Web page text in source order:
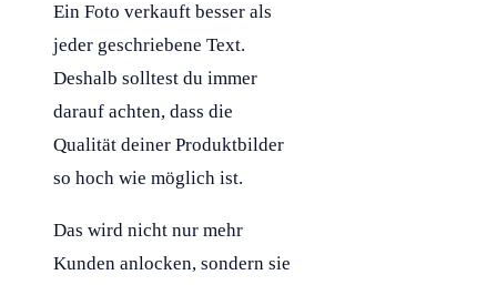
Ein Foto verkauft besser als
jeder geschriebene Text.
Deshalb solltest du immer
darauf achten, dass die
Qualität deiner Produktbilder
so hoch wie möglich ist.
Das wird nicht nur mehr
Kunden anlocken, sondern sie